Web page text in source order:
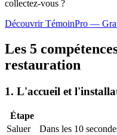
collectez-vous ?
Découvrir TémoinPro —
Les 5
restauration
1. L'accueil et
Étape
Saluer
Dans les 10